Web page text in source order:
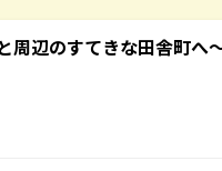
周辺のすてきな田舎町へ